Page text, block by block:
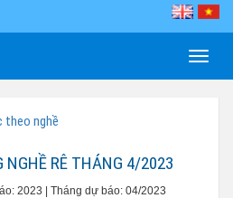
Toggle
theo nghề
NGHỀ RÊ THÁNG 4/2023
2023 | Tháng dự báo: 04/2023